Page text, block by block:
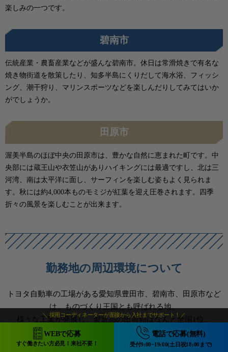
＼ 採用コーディネーターが面接から入社までサポート！／
WEBで応募
すぐ働きたい方必見！来社不要！
電話で応募(無料)
受付9:00~19:00(土日祝18:00まで)
楽しみの一つです。
碧南市
伝統産業・農畜産業などが盛んな碧南市。休日は常滑焼きで有名な
焼き物街道を散策したり、知多半島にくりだして海水浴、フィッシ
ング、潮干狩り、マリンスポーツなどを楽しんだりしてみてはいか
がでしょうか。
田原市
渥美半島のほぼ中央の田原市は、豊かな自然に恵まれた町です。中
央部には蔵王山や衣笠山がありハイキングには最適ですし、北は三
河湾、南は太平洋に面し、サーフィンを楽しむ姿もよく見られま
す。秋には約4,000本ものモミジが紅葉を迎え圧巻されます。四季
折々の風景を楽しむことが出来ます。
勤務地の周辺環境について
トヨタ自動車の工場がある愛知県豊田市、碧南市、田原市など
は、ものづくり王国とも呼ばれる地。
様々な工業が発展し、製造品の出荷額はなんと全国1位。
また、勤務地周辺は、いずれも都市機能と恵まれた自然環境が
融合した暮らしやすいエリアです。